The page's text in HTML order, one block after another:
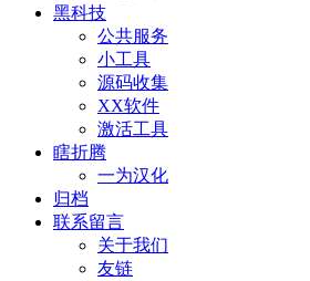
黑科技
公共服务
小工具
源码收集
XX软件
激活工具
瞎折腾
一为汉化
归档
联系留言
关于我们
友链